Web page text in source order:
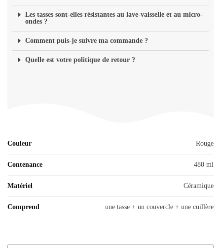
Les tasses sont-elles résistantes au lave-vaisselle et au micro-
ondes ?
Comment puis-je suivre ma commande ?
Quelle est votre politique de retour ?
Couleur Rouge
Contenance 480 ml
Matériel Céramique
Comprend une tasse + un couvercle + une cuillère